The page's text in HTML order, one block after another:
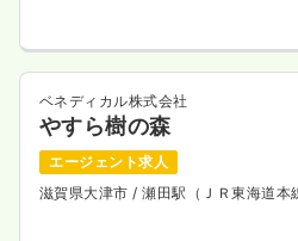
ベネディカル株式会社
やすら樹の森
エージェント求人
滋賀県大津市/ 瀬田駅（ＪＲ東海道本